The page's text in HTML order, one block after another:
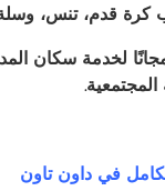
كرة قدم، تنس،
لخدمة سكان